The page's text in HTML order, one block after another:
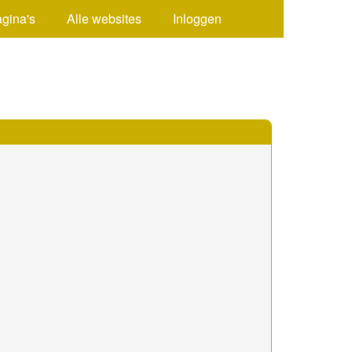
Alle websites Inloggen